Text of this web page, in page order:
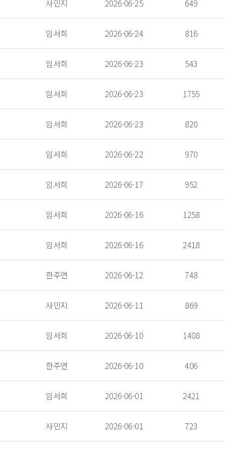
사민지 2026-06-25 649
임서희 2026-06-24 816
임서희 2026-06-23 543
임서희 2026-06-23 1755
임서희 2026-06-23 820
임서희 2026-06-22 970
임서희 2026-06-17 952
임서희 2026-06-16 1258
임서희 2026-06-16 2418
한주연 2026-06-12 748
사민지 2026-06-11 869
임서희 2026-06-10 1408
한주연 2026-06-10 406
임서희 2026-06-01 2421
사민지 2026-06-01 723